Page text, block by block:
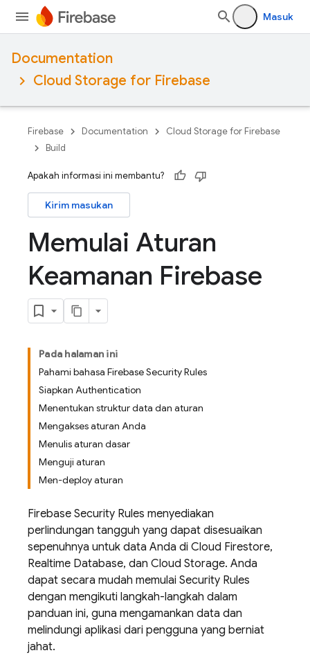
Masuk
Documentation
Cloud Storage for Firebase
Firebase Documentation
Cloud Storage for Firebase
Build
Apakah informasi ini membantu?
Kirim masukan
Memulai Aturan
Keamanan Firebase
Pada halaman ini
Pahami bahasa Firebase Security Rules
Siapkan Authentication
Menentukan struktur data dan aturan
Mengakses aturan Anda
Menulis aturan dasar
Menguji aturan
Men-deploy aturan
Firebase Security Rules menyediakan
perlindungan tangguh yang dapat disesuaikan
sepenuhnya untuk data Anda di Cloud Firestore,
Realtime Database, dan Cloud Storage. Anda
dapat secara mudah memulai Security Rules
dengan mengikuti langkah-langkah dalam
panduan ini, guna mengamankan data dan
melindungi aplikasi dari pengguna yang berniat
jahat.